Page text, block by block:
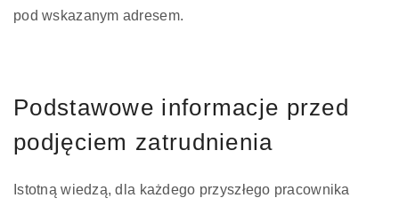
pod wskazanym adresem.
Podstawowe informacje przed
podjęciem zatrudnienia
Istotną wiedzą, dla każdego przyszłego pracownika